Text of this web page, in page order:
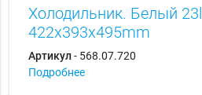
Холодильник. Белый 23l
422x393x495mm
Артикул- 568.07.720
Подробнее